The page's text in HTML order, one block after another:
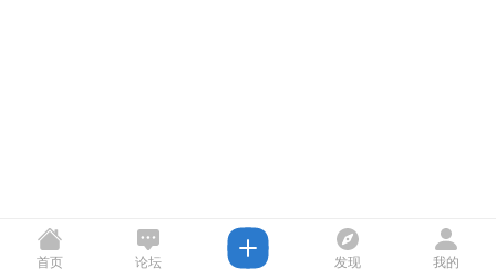
首页 论坛 发现 我的